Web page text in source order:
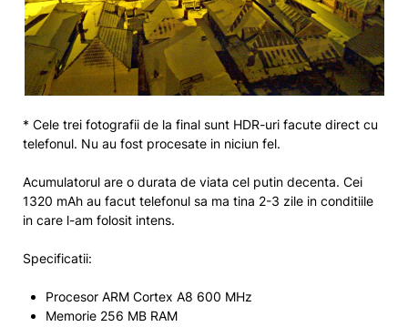
* Cele trei fotografii de la final sunt HDR-uri facute direct cu
telefonul. Nu au fost procesate in niciun fel.
Acumulatorul are o durata de viata cel putin decenta. Cei
1320 mAh au facut telefonul sa ma tina 2-3 zile in conditiile
in care l-am folosit intens.
Specificatii:
Procesor ARM Cortex A8 600 MHz
Memorie 256 MB RAM